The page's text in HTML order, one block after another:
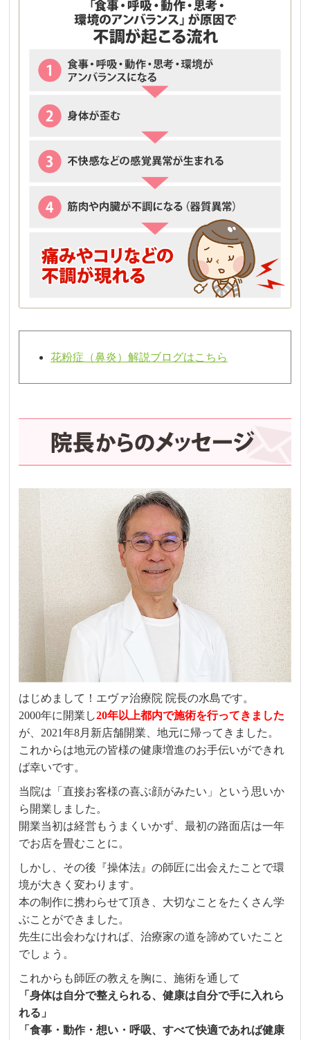
花粉症（鼻炎）解説ブログはこちら
はじめまして！エヴァ治療院 院長の水島です。
2000年に開業し20年以上都内で施術を行ってきました
が、2021年8月新店舗開業、地元に帰ってきました。
これからは地元の皆様の健康増進のお手伝いができれ
ば幸いです。
当院は「直接お客様の喜ぶ顔がみたい」という思いか
ら開業しました。
開業当初は経営もうまくいかず、最初の路面店は一年
でお店を畳むことに。
しかし、その後『操体法』の師匠に出会えたことで環
境が大きく変わります。
本の制作に携わらせて頂き、大切なことをたくさん学
ぶことができました。
先生に出会わなければ、治療家の道を諦めていたこと
でしょう。
これからも師匠の教えを胸に、施術を通して
「身体は自分で整えられる、健康は自分で手に入れら
れる」
「食事・動作・想い・呼吸、すべて快適であれば健康